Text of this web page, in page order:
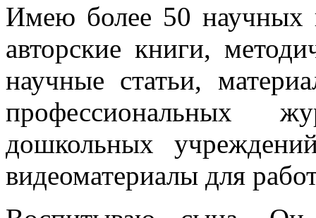
Имею более 50 научных
авторские книги,
научные статьи,
профессиональных
дошкольных
видеоматериалы для